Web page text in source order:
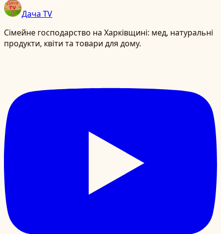
Дача TV
Сімейне господарство на Харківщині: мед, натуральні
продукти, квіти та товари для дому.